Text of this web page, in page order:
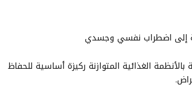
الغذائية المتوازنة ركيزة أساسية للحفاظ